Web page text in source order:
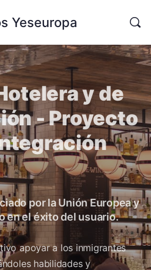
Yeseuropa
y de
- Proyecto
por la Unión Europea y
en el éxito del usuario.
apoyar a los inmigrantes
habilidades y